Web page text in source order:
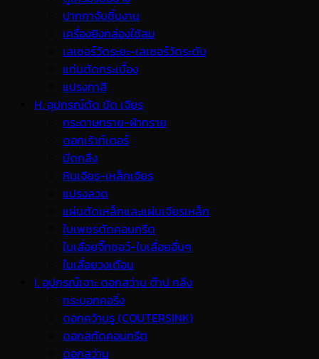
ปากกาจับชิ้นงาน
เครื่องยิงกล่องใช้ลม
เลเซอร์วัดระยะ-เลเซอร์วัดระดับ
แท่นตัดกระเบื้อง
แปรงทาสี
H. อุปกรณ์ตัด ขัด เจียร
กระดาษทราย-ผ้าทราย
ดอกเร้าท์เตอร์
มีดกลึง
หินเจียร-เหล็กเจียร
แปรงลวด
แผ่นตัดเหล็กและแผ่นเจียรเหล็ก
ใบเพชรตัดคอนกรีต
ใบเลื่อยจิ๊กซอว์-ใบเลื่อยอื่นๆ
ใบเลื่อยวงเดือน
I. อุปกรณ์เจาะ ดอกสว่าน ต๊าป กลึง
กระบอกคอริ่ง
ดอกคว้านรู (COUTERSINK)
ดอกสกัดคอนกรีต
ดอกสว่าน